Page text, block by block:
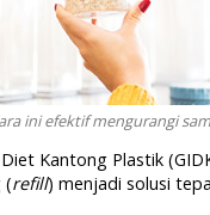
ini efektif mengurangi
Kantong Plastik
(refill) menjadi solusi